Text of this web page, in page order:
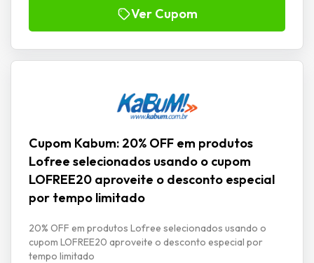
Ver Cupom
Cupom Kabum: 20% OFF em produtos
Lofree selecionados usando o cupom
LOFREE20 aproveite o desconto especial
por tempo limitado
20% OFF em produtos Lofree selecionados usando o
cupom LOFREE20 aproveite o desconto especial por
tempo limitado